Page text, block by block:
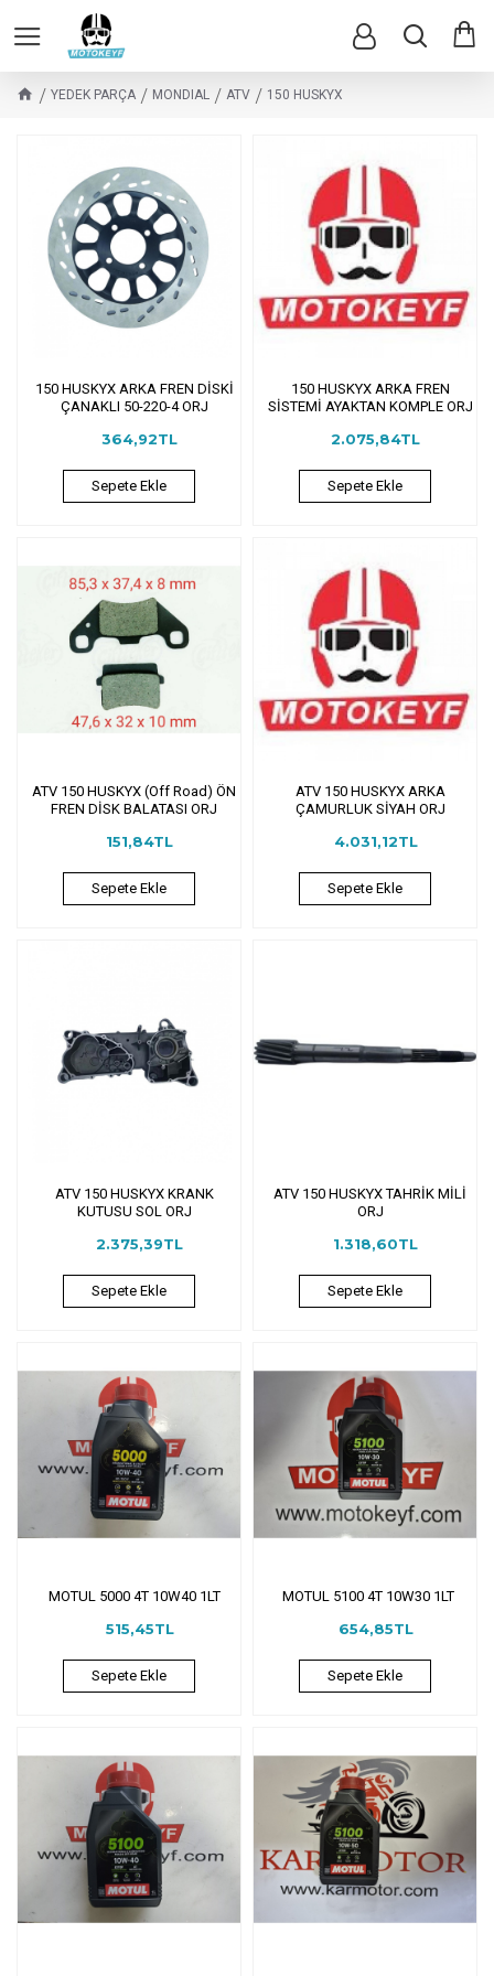
YEDEK PARÇA MONDIAL ATV 150 HUSKYX
150 HUSKYX ARKA FREN DİSKİ
ÇANAKLI 50-220-4 ORJ
364,92TL
Sepete Ekle
150 HUSKYX ARKA FREN
SİSTEMİ AYAKTAN KOMPLE ORJ
2.075,84TL
Sepete Ekle
ATV 150 HUSKYX (Off Road) ÖN
FREN DİSK BALATASI ORJ
151,84TL
Sepete Ekle
ATV 150 HUSKYX ARKA
ÇAMURLUK SİYAH ORJ
4.031,12TL
Sepete Ekle
ATV 150 HUSKYX KRANK
KUTUSU SOL ORJ
2.375,39TL
Sepete Ekle
ATV 150 HUSKYX TAHRİK MİLİ
ORJ
1.318,60TL
Sepete Ekle
MOTUL 5000 4T 10W40 1LT
515,45TL
Sepete Ekle
MOTUL 5100 4T 10W30 1LT
654,85TL
Sepete Ekle